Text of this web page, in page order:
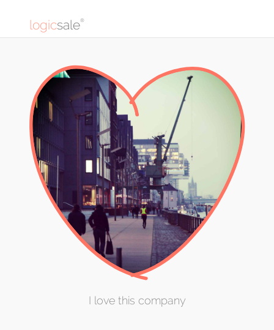
logicsale®
I love this company